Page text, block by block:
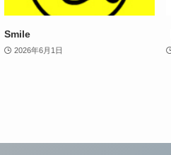
Smile
2026年6月1日